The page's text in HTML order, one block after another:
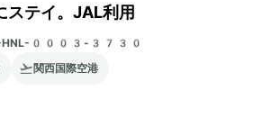
ステイ。JAL利用
HNL-0003-3730
関西国際空港